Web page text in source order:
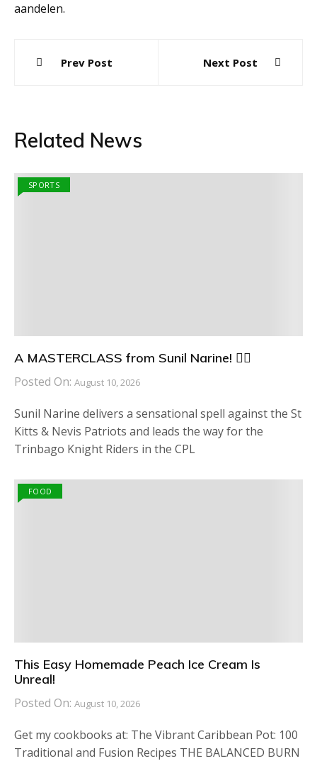
aandelen.
navigation
Prev Post Next Post
Related News
SPORTS
A MASTERCLASS from Sunil Narine! 😮‍💨
Posted On: August 10, 2026
Sunil Narine delivers a sensational spell against the St
Kitts & Nevis Patriots and leads the way for the
Trinbago Knight Riders in the CPL
FOOD
This Easy Homemade Peach Ice Cream Is
Unreal!
Posted On: August 10, 2026
Get my cookbooks at: The Vibrant Caribbean Pot: 100
Traditional and Fusion Recipes THE BALANCED BURN